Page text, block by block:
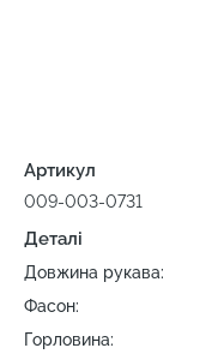
Артикул
009-003-0731
Деталі
Довжина рукава:
Фасон:
Горловина: